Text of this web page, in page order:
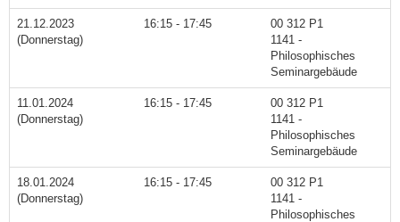
21.12.2023
(Donnerstag)
16:15 - 17:45
00 312 P1
1141 -
Philosophisches
Seminargebäude
11.01.2024
(Donnerstag)
16:15 - 17:45
00 312 P1
1141 -
Philosophisches
Seminargebäude
18.01.2024
(Donnerstag)
16:15 - 17:45
00 312 P1
1141 -
Philosophisches